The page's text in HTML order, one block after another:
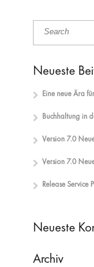
Neueste
Eine neue Ära
Buchhaltung in
Version 7.0
Version 7.0
Release Service
Neueste
Archiv